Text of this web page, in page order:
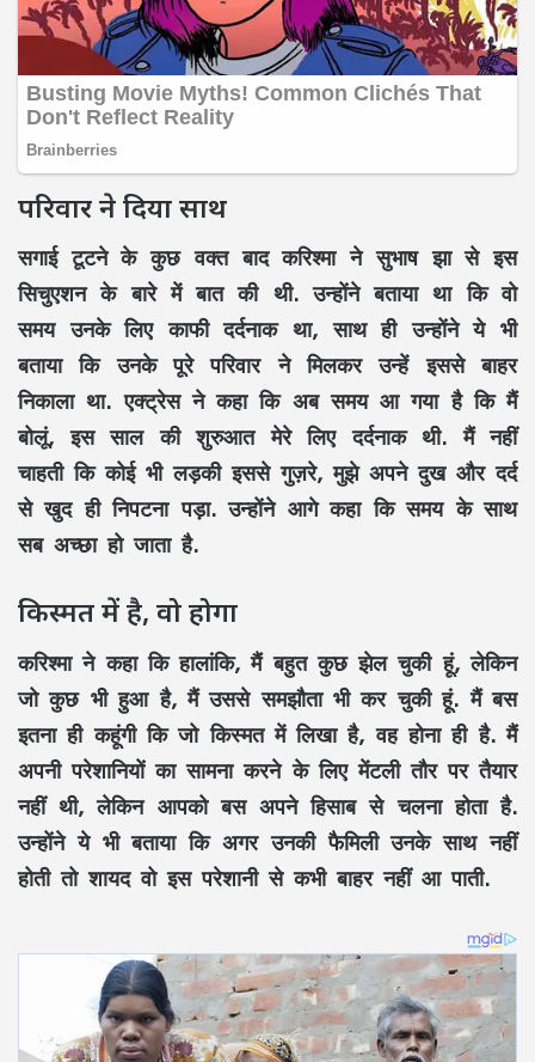
परिवार ने दिया साथ
सगाई टूटने के कुछ वक्त बाद करिश्मा ने सुभाष झा से इस
सिचुएशन के बारे में बात की थी. उन्होंने बताया था कि वो
समय उनके लिए काफी दर्दनाक था, साथ ही उन्होंने ये भी
बताया कि उनके पूरे परिवार ने मिलकर उन्हें इससे बाहर
निकाला था. एक्ट्रेस ने कहा कि अब समय आ गया है कि मैं
बोलूं, इस साल की शुरुआत मेरे लिए दर्दनाक थी. मैं नहीं
चाहती कि कोई भी लड़की इससे गुज़रे, मुझे अपने दुख और दर्द
से खुद ही निपटना पड़ा. उन्होंने आगे कहा कि समय के साथ
सब अच्छा हो जाता है.
किस्मत में है, वो होगा
करिश्मा ने कहा कि हालांकि, मैं बहुत कुछ झेल चुकी हूं, लेकिन
जो कुछ भी हुआ है, मैं उससे समझौता भी कर चुकी हूं. मैं बस
इतना ही कहूंगी कि जो किस्मत में लिखा है, वह होना ही है. मैं
अपनी परेशानियों का सामना करने के लिए मेंटली तौर पर तैयार
नहीं थी, लेकिन आपको बस अपने हिसाब से चलना होता है.
उन्होंने ये भी बताया कि अगर उनकी फैमिली उनके साथ नहीं
होती तो शायद वो इस परेशानी से कभी बाहर नहीं आ पाती.